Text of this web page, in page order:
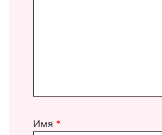
Имя *